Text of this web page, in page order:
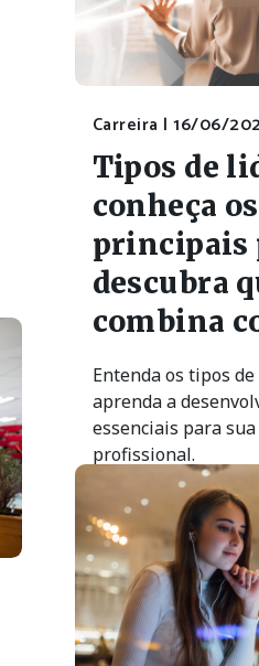
Carreira | 16/06/
Tipos de
conheça
principais
descubra
combina
Entenda os tipos
aprenda a
essenciais para
profissional.